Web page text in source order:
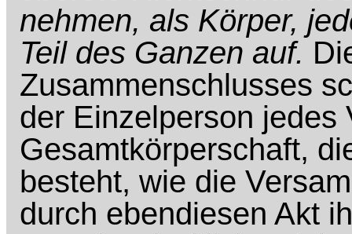
nehmen, als Körper,
Teil des Ganzen auf.
Zusammenschlusses
der Einzelperson jedes
Gesamtkörperschaft,
besteht, wie die
durch ebendiesen Akt